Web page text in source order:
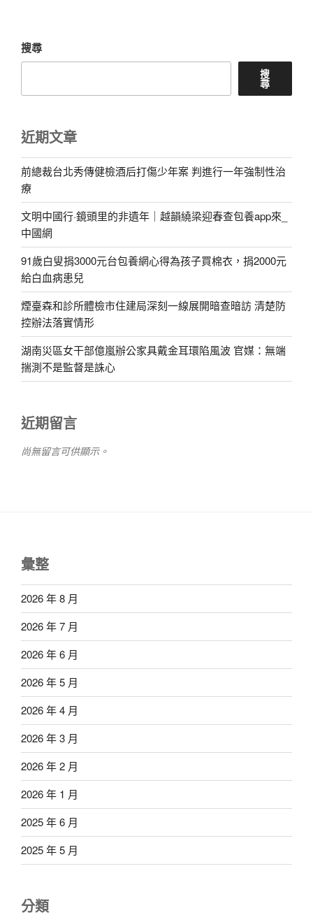
搜尋
搜
尋
近期文章
前總裁台北秀傳健檢酒后打傷少年案 判進行一年強制性治
療
文明中國行·鏡頭里的非遺年｜越韻繞梁迎春查包養app來_
中國網
91歲白叟捐3000元台包養網心得為孩子買棉衣，捐2000元
給白血病患兒
煙臺森和診所體檢市住建局深刻一線展開暗查暗訪 清楚防
控辦法落實情形
湖南災區女干部億嵐辦公家具戴金耳環陷風波 官媒：無端
揣測不是監督是誅心
近期留言
尚無留言可供顯示。
彙整
2026 年 8 月
2026 年 7 月
2026 年 6 月
2026 年 5 月
2026 年 4 月
2026 年 3 月
2026 年 2 月
2026 年 1 月
2025 年 6 月
2025 年 5 月
分類